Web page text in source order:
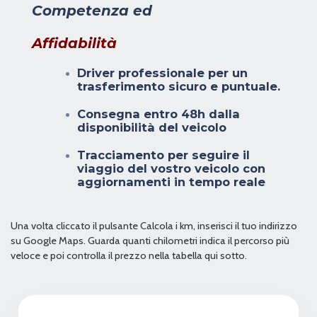
Competenza ed
Affidabilità
Driver professionale per un
trasferimento sicuro e puntuale.
Consegna entro 48h dalla
disponibilità del veicolo
Tracciamento per seguire il
viaggio del vostro veicolo con
aggiornamenti in tempo reale
Una volta cliccato il pulsante Calcola i km, inserisci il tuo indirizzo
su Google Maps. Guarda quanti chilometri indica il percorso più
veloce e poi controlla il prezzo nella tabella qui sotto.